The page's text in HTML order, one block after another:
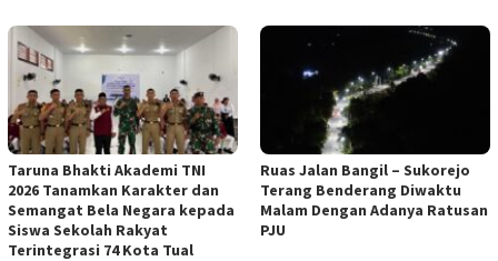
Taruna Bhakti Akademi TNI
2026 Tanamkan Karakter dan
Semangat Bela Negara kepada
Siswa Sekolah Rakyat
Terintegrasi 74 Kota Tual
Ruas Jalan Bangil – Sukorejo
Terang Benderang Diwaktu
Malam Dengan Adanya Ratusan
PJU